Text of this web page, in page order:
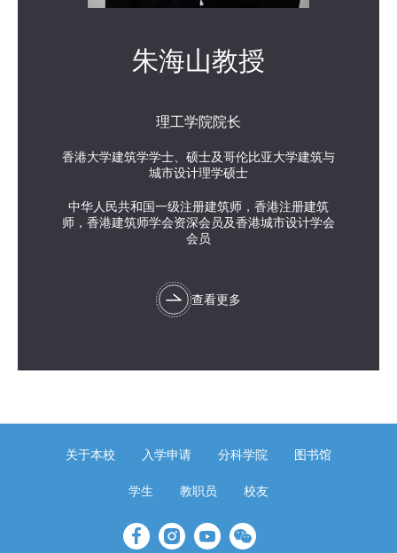
朱海山教授
理工学院院长
香港大学建筑学学士、硕士及哥伦比亚大学建筑与
城市设计理学硕士
中华人民共和国一级注册建筑师，香港注册建筑
师，香港建筑师学会资深会员及香港城市设计学会
会员
查看更多
关于本校 入学申请 分科学院 图书馆
学生 教职员 校友